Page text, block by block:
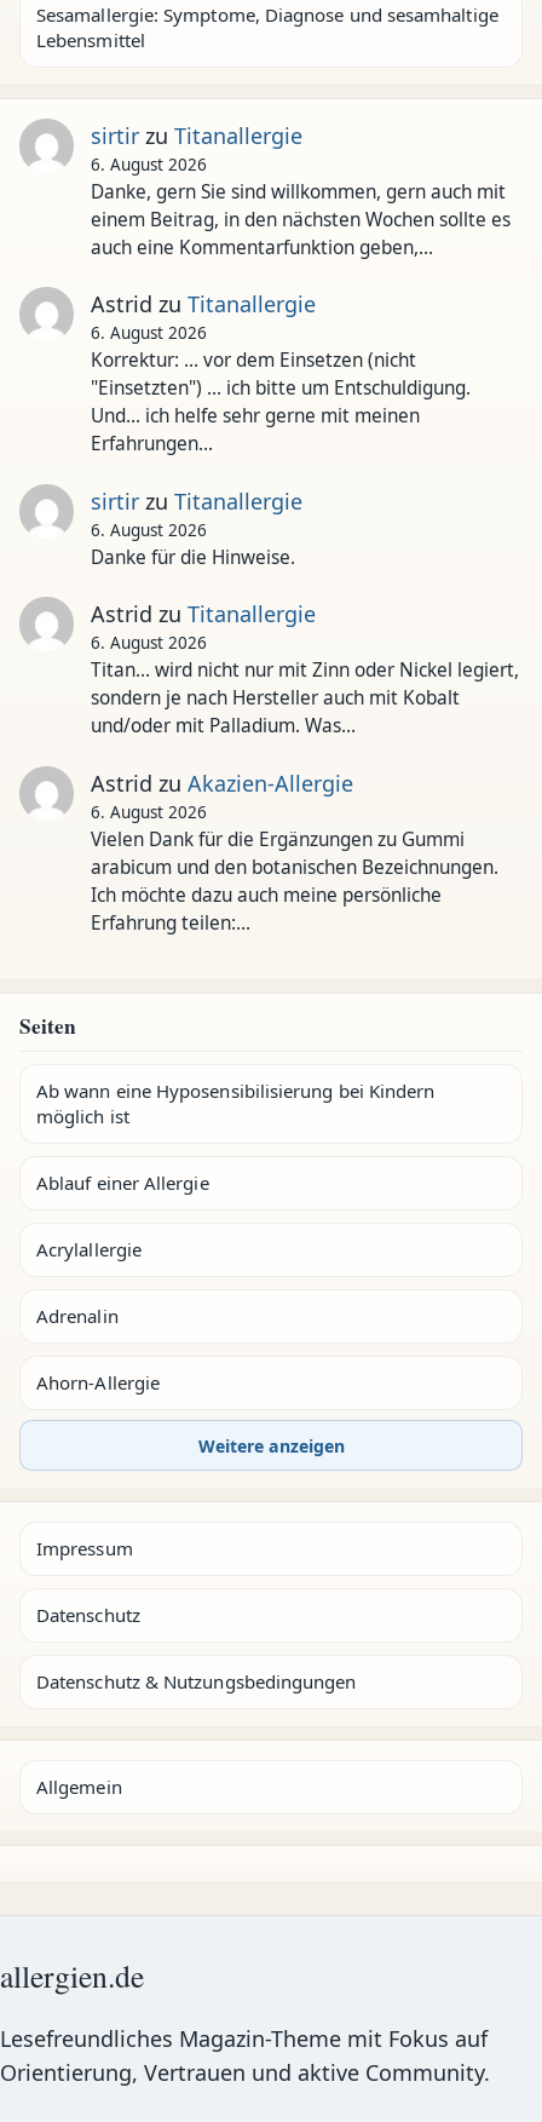
Sesamallergie: Symptome, Diagnose und sesamhaltige
Lebensmittel
sirtirzu Titanallergie
6. August 2026
Danke, gern Sie sind willkommen, gern auch mit
einem Beitrag, in den nächsten Wochen sollte es
auch eine Kommentarfunktion geben,…
Astrid zu Titanallergie
6. August 2026
Korrektur: ... vor dem Einsetzen (nicht
"Einsetzten") ... ich bitte um Entschuldigung.
Und... ich helfe sehr gerne mit meinen
Erfahrungen…
sirtirzu Titanallergie
6. August 2026
Danke für die Hinweise.
Astrid zu Titanallergie
6. August 2026
Titan... wird nicht nur mit Zinn oder Nickel legiert,
sondern je nach Hersteller auch mit Kobalt
und/oder mit Palladium. Was…
Astrid zu Akazien-Allergie
6. August 2026
Vielen Dank für die Ergänzungen zu Gummi
arabicum und den botanischen Bezeichnungen.
Ich möchte dazu auch meine persönliche
Erfahrung teilen:…
Seiten
Ab wann eine Hyposensibilisierung bei Kindern
möglich ist
Ablauf einer Allergie
Acrylallergie
Adrenalin
Ahorn-Allergie
Weitere anzeigen
Impressum
Datenschutz
Datenschutz & Nutzungsbedingungen
Allgemein
allergien.de
Lesefreundliches Magazin-Theme mit Fokus auf
Orientierung, Vertrauen und aktive Community.